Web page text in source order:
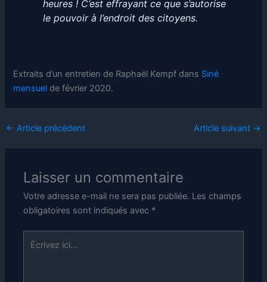
heures ! C’est effrayant ce que s’autorise
le pouvoir à l’endroit des citoyens.
Extraits d’un entretien de Raphaël Kempf dans Siné
mensuel de février 2020.
← Article précédent Article suivant →
Laisser un commentaire
Votre adresse e-mail ne sera pas publiée. Les champs
obligatoires sont indiqués avec *
Écrivez
ici…